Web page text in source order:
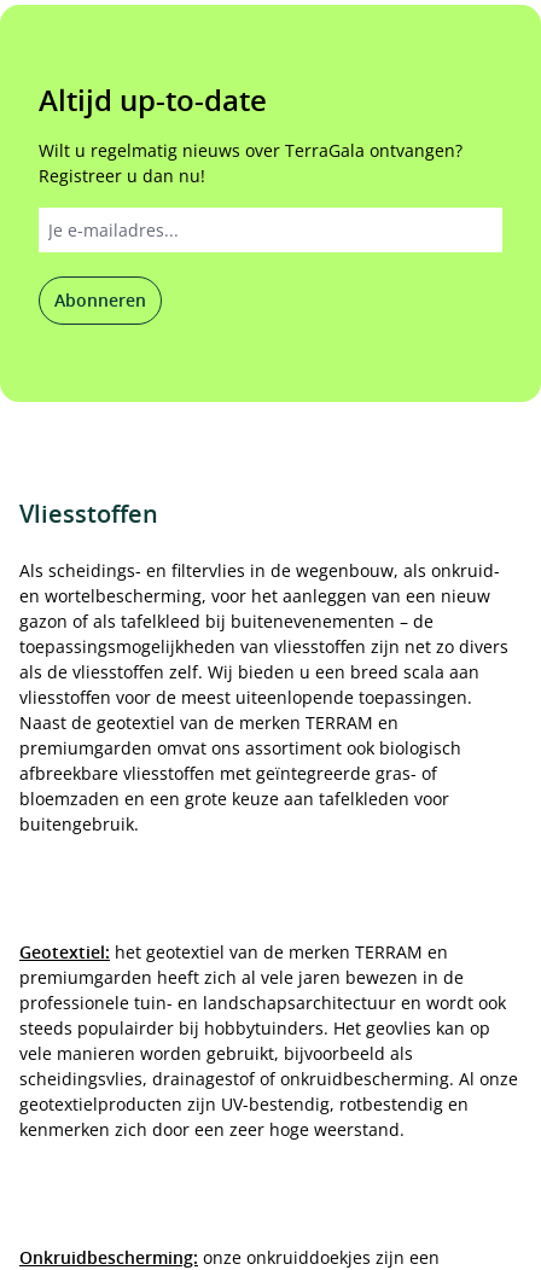
Altijd up-to-date
Wilt u regelmatig nieuws over TerraGala ontvangen?
Registreer u dan nu!
Abonneren
Vliesstoffen
Als scheidings- en filtervlies in de wegenbouw, als onkruid-
en wortelbescherming, voor het aanleggen van een nieuw
gazon of als tafelkleed bij buitenevenementen – de
toepassingsmogelijkheden van vliesstoffen zijn net zo divers
als de vliesstoffen zelf. Wij bieden u een breed scala aan
vliesstoffen voor de meest uiteenlopende toepassingen.
Naast de geotextiel van de merken TERRAM en
premiumgarden omvat ons assortiment ook biologisch
afbreekbare vliesstoffen met geïntegreerde gras- of
bloemzaden en een grote keuze aan tafelkleden voor
buitengebruik.
Geotextiel: het geotextiel van de merken TERRAM en
premiumgarden heeft zich al vele jaren bewezen in de
professionele tuin- en landschapsarchitectuur en wordt ook
steeds populairder bij hobbytuinders. Het geovlies kan op
vele manieren worden gebruikt, bijvoorbeeld als
scheidingsvlies, drainagestof of onkruidbescherming. Al onze
geotextielproducten zijn UV-bestendig, rotbestendig en
kenmerken zich door een zeer hoge weerstand.
Onkruidbescherming: onze onkruiddoekjes zijn een